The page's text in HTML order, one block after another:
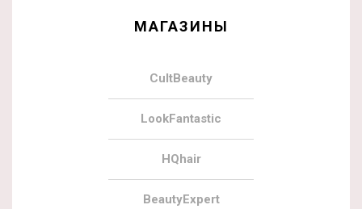
МАГАЗИНЫ
CultBeauty
LookFantastic
HQhair
BeautyExpert